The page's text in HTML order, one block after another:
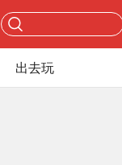
出去玩